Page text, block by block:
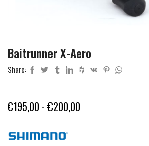
Baitrunner X-Aero
Share:
€195,00 - €200,00